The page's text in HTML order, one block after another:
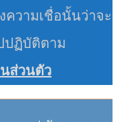
ความเชื่อนั้นว่าจะ
ปฏิบัติตาม
ส่วนตัว